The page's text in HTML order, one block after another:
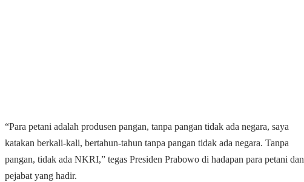
“Para petani adalah produsen pangan, tanpa pangan tidak ada negara, saya
katakan berkali-kali, bertahun-tahun tanpa pangan tidak ada negara. Tanpa
pangan, tidak ada NKRI,” tegas Presiden Prabowo di hadapan para petani dan
pejabat yang hadir.